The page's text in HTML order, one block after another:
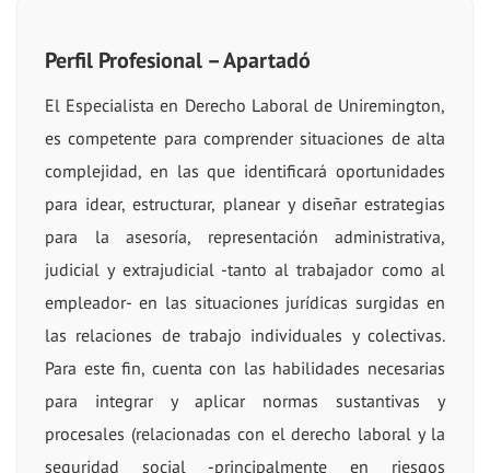
Perfil Profesional – Apartadó
El Especialista en Derecho Laboral de Uniremington,
es competente para comprender situaciones de alta
complejidad, en las que identificará oportunidades
para idear, estructurar, planear y diseñar estrategias
para la asesoría, representación administrativa,
judicial y extrajudicial -tanto al trabajador como al
empleador- en las situaciones jurídicas surgidas en
las relaciones de trabajo individuales y colectivas.
Para este fin, cuenta con las habilidades necesarias
para integrar y aplicar normas sustantivas y
procesales (relacionadas con el derecho laboral y la
seguridad social -principalmente en riesgos